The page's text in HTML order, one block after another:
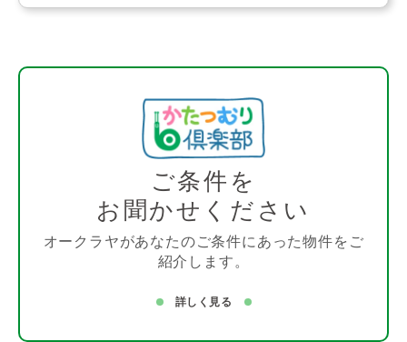
ご条件を
お聞かせください
オークラヤがあなたのご条件にあった物件をご
紹介します。
詳しく見る